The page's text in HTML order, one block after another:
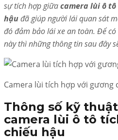
sự tích hợp giữacamera lùi ô
hậuđã giúp người lái quan sát
đó đảm bảo lái xe an toàn. Để
này thì những thông tin sau đây
Camera lùi tích hợp với gương
Thông số kỹ
camera lùi ô tô
chiếu hậu